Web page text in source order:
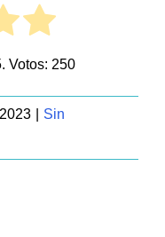
Votos: 250
Sin